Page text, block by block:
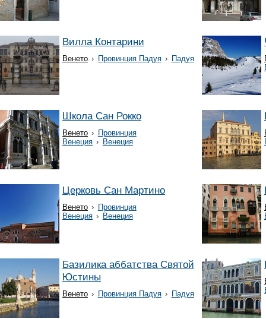
Вилла Контарини
Венето › Провинция Падуя › Падуя
Школа Сан Рокко
Венето › Провинция
Венеция › Венеция
Церковь Сан Мартино
Венето › Провинция
Венеция › Венеция
Базилика аббатства Святой
Юстины
Венето › Провинция Падуя › Падуя